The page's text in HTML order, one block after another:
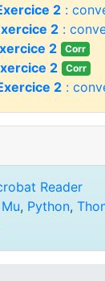
2 :
2 :
2 Corr
2 Corr
2 :
Reader
Mu, Python,